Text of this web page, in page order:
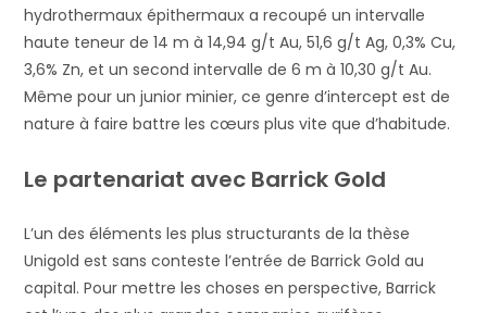
hydrothermaux épithermaux a recoupé un intervalle
haute teneur de 14 m à 14,94 g/t Au, 51,6 g/t Ag, 0,3% Cu,
3,6% Zn, et un second intervalle de 6 m à 10,30 g/t Au.
Même pour un junior minier, ce genre d’intercept est de
nature à faire battre les cœurs plus vite que d’habitude.
Le partenariat avec Barrick Gold
L’un des éléments les plus structurants de la thèse
Unigold est sans conteste l’entrée de Barrick Gold au
capital. Pour mettre les choses en perspective, Barrick